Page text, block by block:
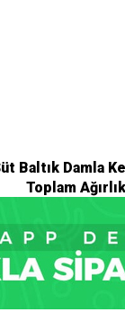
Baltık Damla
Toplam